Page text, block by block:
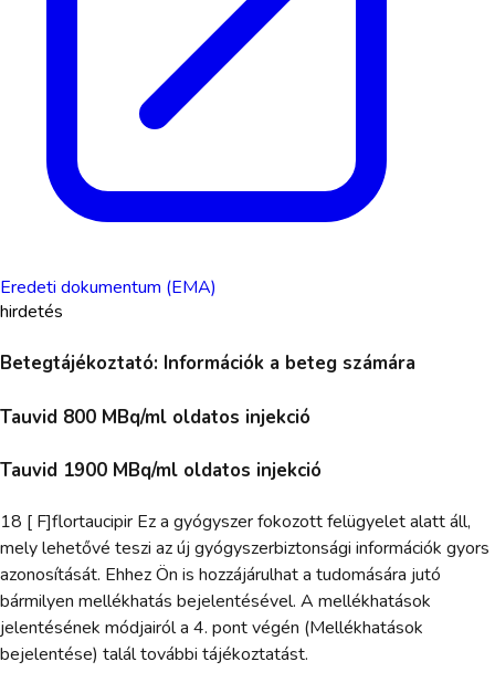
Eredeti dokumentum (EMA)
hirdetés
Betegtájékoztató: Információk a beteg számára
Tauvid 800 MBq/ml oldatos injekció
Tauvid 1900 MBq/ml oldatos injekció
18 [ F]flortaucipir Ez a gyógyszer fokozott felügyelet alatt áll,
mely lehetővé teszi az új gyógyszerbiztonsági információk gyors
azonosítását. Ehhez Ön is hozzájárulhat a tudomására jutó
bármilyen mellékhatás bejelentésével. A mellékhatások
jelentésének módjairól a 4. pont végén (Mellékhatások
bejelentése) talál további tájékoztatást.